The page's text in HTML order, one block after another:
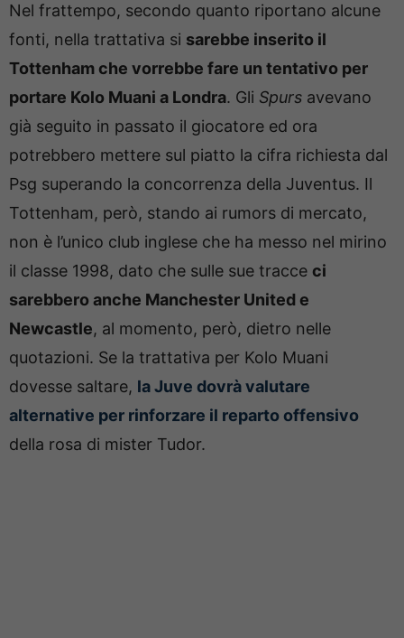
Nel frattempo, secondo quanto riportano alcune
fonti, nella trattativa si sarebbe inserito il
Tottenham che vorrebbe fare un tentativo per
portare Kolo Muani a Londra. Gli Spurs avevano
già seguito in passato il giocatore ed ora
potrebbero mettere sul piatto la cifra richiesta dal
Psg superando la concorrenza della Juventus. Il
Tottenham, però, stando ai rumors di mercato,
non è l’unico club inglese che ha messo nel mirino
il classe 1998, dato che sulle sue tracce ci
sarebbero anche Manchester United e
Newcastle, al momento, però, dietro nelle
quotazioni. Se la trattativa per Kolo Muani
dovesse saltare, la Juve dovrà valutare
alternative per rinforzare il reparto offensivo
della rosa di mister Tudor.